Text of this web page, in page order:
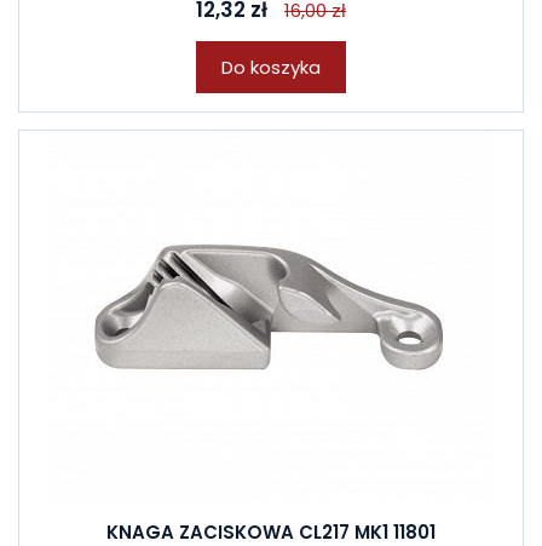
12,32 zł 16,00 zł
Do koszyka
KNAGA ZACISKOWA CL217 MK1 11801